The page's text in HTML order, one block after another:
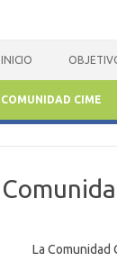
INICIO
COMUNIDAD CIME
La Comunidad